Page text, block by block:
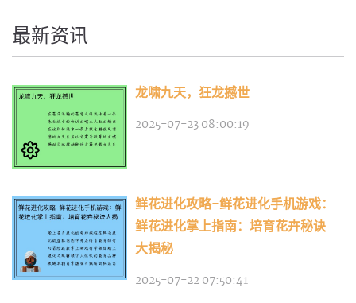
最新资讯
龙啸九天，狂龙撼世
2025-07-23 08:00:19
鲜花进化攻略-鲜花进化手机游戏：
鲜花进化掌上指南：培育花卉秘诀
大揭秘
2025-07-22 07:50:41